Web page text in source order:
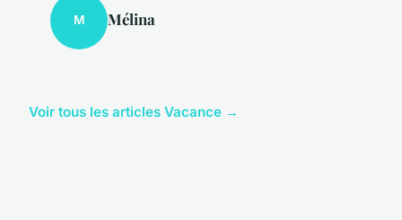
M Mélina
Voir tous les articles Vacance →